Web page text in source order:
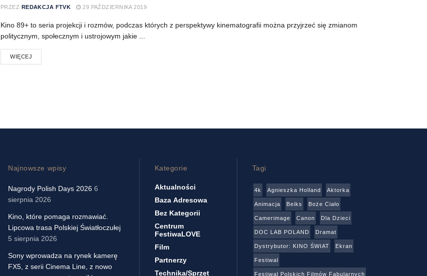
PRZEZ REDAKCJA FTVK 29 PAŹDZIERNIKA 2019
Kino 89+ to seria projekcji i rozmów, podczas których z perspektywy kinematografii można przyjrzeć się zmianom
politycznym, społecznym i ustrojowym jakie ...
WIĘCEJ
Najnowsze wpisy
Nagrody Polish Days 2026 6
sierpnia 2026
Kino, które pomaga rozmawiać.
Lipcowa trasa Polskiej Światłoczułej
5 sierpnia 2026
Sony wprowadza na rynek kamerę
FX5, z serii Cinema Line, z nowo
Kategorie
Aktualności
Baza Adresowa
Bez Kategorii
Centrum
FestiwaLOVE
Film
Partnerzy
Technika/sprzęt
Tagi
4k Agnieszka Holland Aktorka
Animacja Beiks Boże Ciało
Camerimage Canon Dla Dzieci
DOC LAB POLAND Dramat
Dystrybutor: KINO ŚWIAT Ekran
Festiwal
Festiwal Polskich Filmów Fabularnych